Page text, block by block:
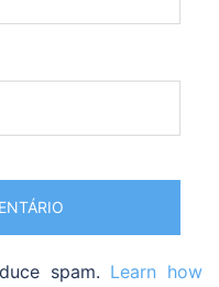
spam. Learn how